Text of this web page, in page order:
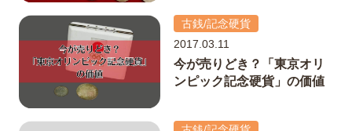
古銭/記念硬貨
2017.03.11
今が売りどき？「東京オリ
ンピック記念硬貨」の価値